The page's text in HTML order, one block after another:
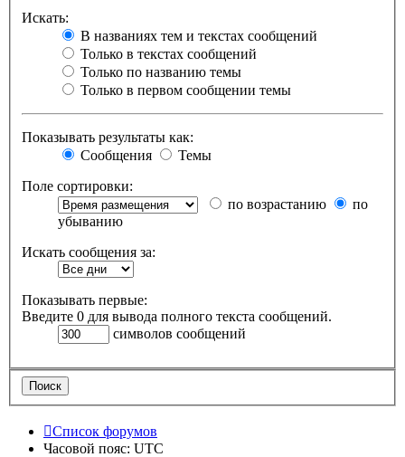
Искать:
В названиях тем и текстах сообщений
Только в текстах сообщений
Только по названию темы
Только в первом сообщении темы
Показывать результаты как:
Сообщения
Темы
Поле сортировки:
по возрастанию
по
убыванию
Искать сообщения за:
Показывать первые:
Введите 0 для вывода полного текста сообщений.
символов сообщений
Список форумов
Часовой пояс: UTC